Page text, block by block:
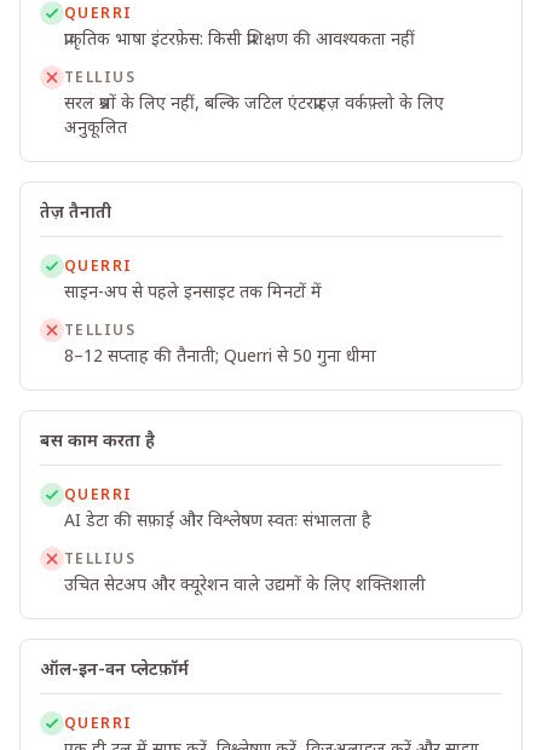
QUERRI
प्राकृतिक भाषा इंटरफ़ेस: किसी प्रशिक्षण की आवश्यकता नहीं
TELLIUS
सरल प्रश्नों के लिए नहीं, बल्कि जटिल एंटरप्राइज़ वर्कफ़्लो के लिए
अनुकूलित
तेज़ तैनाती
QUERRI
साइन-अप से पहले इनसाइट तक मिनटों में
TELLIUS
8–12 सप्ताह की तैनाती; Querri से 50 गुना धीमा
बस काम करता है
QUERRI
AI डेटा की सफ़ाई और विश्लेषण स्वतः संभालता है
TELLIUS
उचित सेटअप और क्यूरेशन वाले उद्यमों के लिए शक्तिशाली
ऑल-इन-वन प्लेटफ़ॉर्म
QUERRI